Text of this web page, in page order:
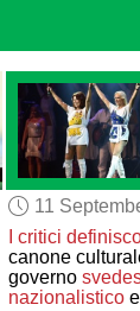
11
I critici
canone
governo
nazionalistico